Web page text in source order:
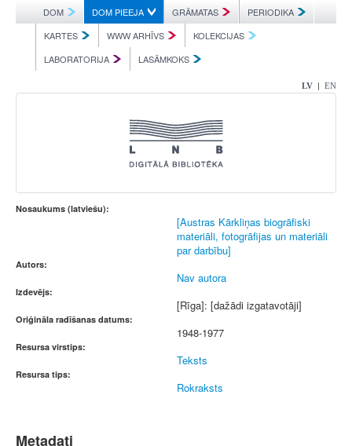
DOM DOM PIEEJA GRĀMATAS
PERIODIKA
KARTES
WWW ARHĪVS
KOLEKCIJAS
LABORATORIJA
LASĀMKOKS
LV | EN
Nosaukums (latviešu):
[Austras Kārkliņas biogrāfiski
materiāli, fotogrāfijas un materiāli
par darbību]
Autors:
Nav autora
Izdevējs:
[Rīga]: [dažādi izgatavotāji]
Oriģināla radīšanas datums:
1948-1977
Resursa virstips:
Teksts
Resursa tips:
Rokraksts
Metadati